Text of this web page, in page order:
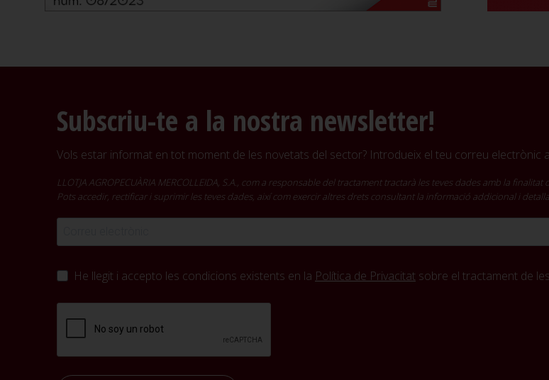
Subscriu-te a la nostra newsletter!
Vols estar informat en tot moment de les novetats del sector? Introdueix el teu correu
LLOTJA AGROPECUÀRIA MERCOLLEIDA, S.A., com a responsable del tractament tractarà les teves dades amb la
Pots accedir, rectificar i suprimir les teves dades, així com exercir altres drets consultant la informació addicional i
He llegit i accepto les condicions existents en la Política de Privacitat sobre el tractament de